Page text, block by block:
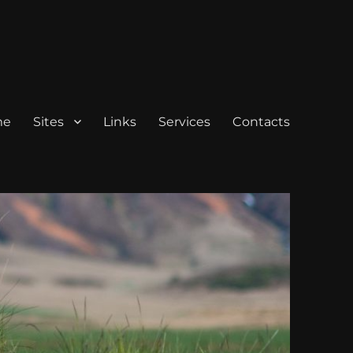
Sites Links Services Contacts